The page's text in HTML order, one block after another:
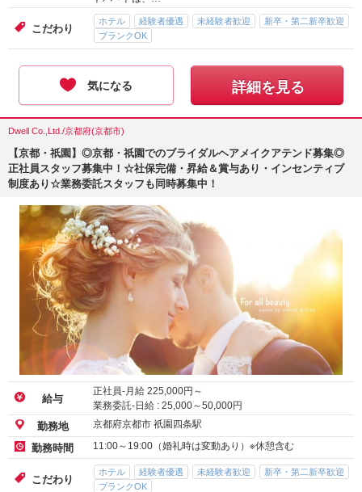
こだわり
ホテル 経験者優遇 未経験者歓迎
新卒・第二新卒歓迎
ブランクOK
気になる 詳細を見る
Dwell Co.,Ltd./京都府(京都市)
【京都・祇園】◎京都・祇園でのブライダルヘアメイクアテンド募集◎
正社員スタッフ募集中！☆社保完備・昇給＆賞与あり・インセンティブ
制度あり☆業務委託スタッフも同時募集中！
給与
正社員-月給 225,000円～
業務委託-日給 : 25,000～50,000円
勤務地 京都府京都市 祇園四条駅
勤務時間 11:00～19:00（婚礼時は変動あり）※休憩含む
こだわり
ホテル 経験者優遇 未経験者歓迎
新卒・第二新卒歓迎
ブランクOK